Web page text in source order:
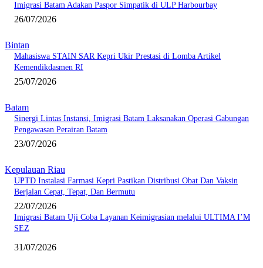
Imigrasi Batam Adakan Paspor Simpatik di ULP Harbourbay
26/07/2026
Bintan
Mahasiswa STAIN SAR Kepri Ukir Prestasi di Lomba Artikel
Kemendikdasmen RI
25/07/2026
Batam
Sinergi Lintas Instansi, Imigrasi Batam Laksanakan Operasi Gabungan
Pengawasan Perairan Batam
23/07/2026
Kepulauan Riau
UPTD Instalasi Farmasi Kepri Pastikan Distribusi Obat Dan Vaksin
Berjalan Cepat, Tepat, Dan Bermutu
22/07/2026
Imigrasi Batam Uji Coba Layanan Keimigrasian melalui ULTIMA I’M
SEZ
31/07/2026